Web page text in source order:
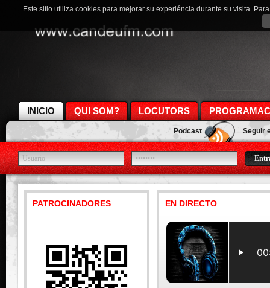
INICIO QUI SOM? LOCUTORS
Podcast Seguir
PATROCINADORES EN DIRECTO
Este sitio utiliza cookies para mejorar su experiéncia durante su visita.